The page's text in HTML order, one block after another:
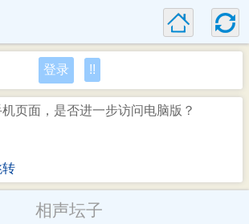
登录 !!
页面，是否进一步访问电脑版？
转
相声坛子